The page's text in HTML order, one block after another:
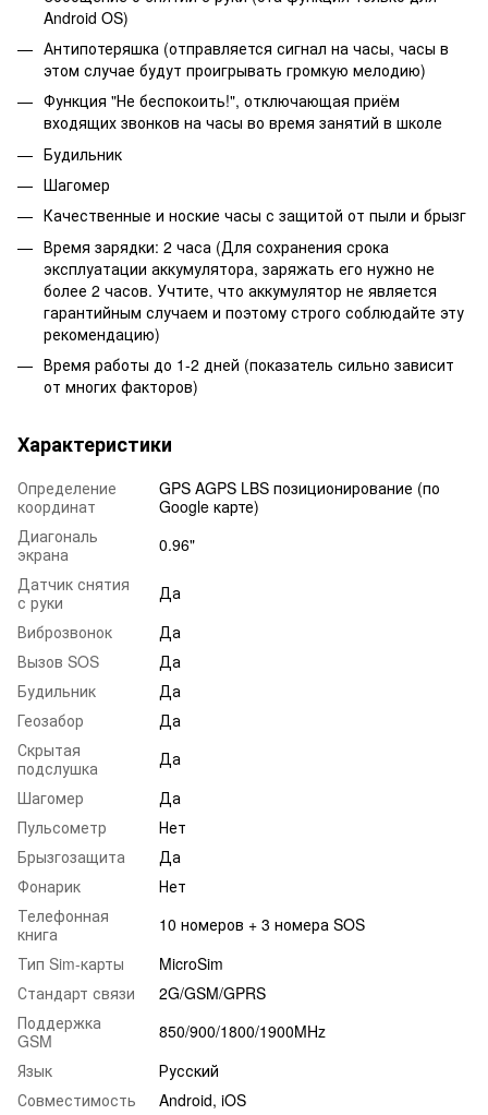
Android OS)
Антипотеряшка (отправляется сигнал на часы, часы в
этом случае будут проигрывать громкую мелодию)
Функция "Не беспокоить!", отключающая приём
входящих звонков на часы во время занятий в школе
Будильник
Шагомер
Качественные и ноские часы с защитой от пыли и брызг
Время зарядки: 2 часа (Для сохранения срока
эксплуатации аккумулятора, заряжать его нужно не
более 2 часов. Учтите, что аккумулятор не является
гарантийным случаем и поэтому строго соблюдайте эту
рекомендацию)
Время работы до 1-2 дней (показатель сильно зависит
от многих факторов)
Характеристики
Определение
координат
GPS AGPS LBS позиционирование (по
Google карте)
Диагональ
экрана
0.96"
Датчик снятия
с руки
Да
Виброзвонок
Да
Вызов SOS
Да
Будильник
Да
Геозабор
Да
Скрытая
подслушка
Да
Шагомер
Да
Пульсометр
Нет
Брызгозащита
Да
Фонарик
Нет
Телефонная
книга
10 номеров + 3 номера SOS
Тип Sim-карты
MicroSim
Стандарт связи
2G/GSM/GPRS
Поддержка
GSM
850/900/1800/1900MHz
Язык
Русский
Совместимость
Android, iOS